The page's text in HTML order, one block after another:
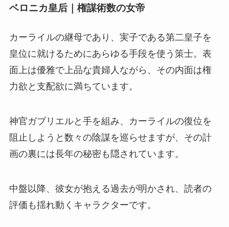
ベロニカ皇后｜権謀術数の女帝
カーライルの継母であり、実子である第二皇子を
皇位に就けるためにあらゆる手段を使う策士。表
面上は優雅で上品な貴婦人ながら、その内面は権
力欲と支配欲に満ちています。
神官ガブリエルと手を組み、カーライルの復位を
阻止しようと数々の陰謀を巡らせますが、その計
画の裏には長年の秘密も隠されています。
中盤以降、彼女が抱える過去が明かされ、読者の
評価も揺れ動くキャラクターです。